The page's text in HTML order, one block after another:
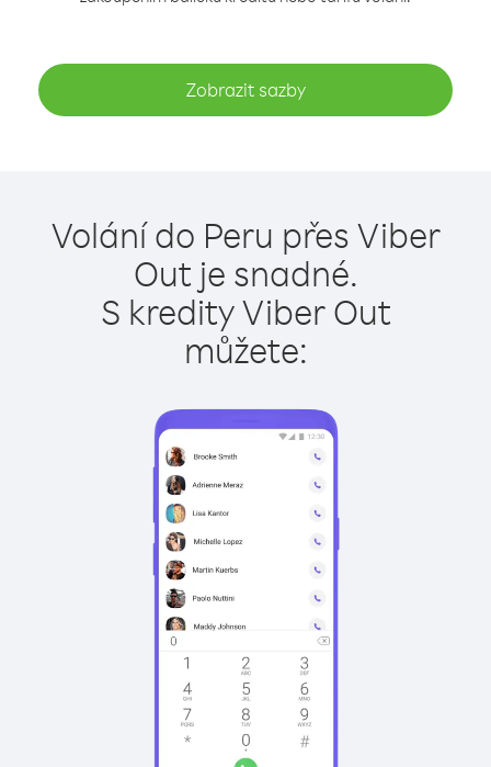
Zobrazit sazby
Volání do Peru přes Viber
Out je snadné.
S kredity Viber Out
můžete: